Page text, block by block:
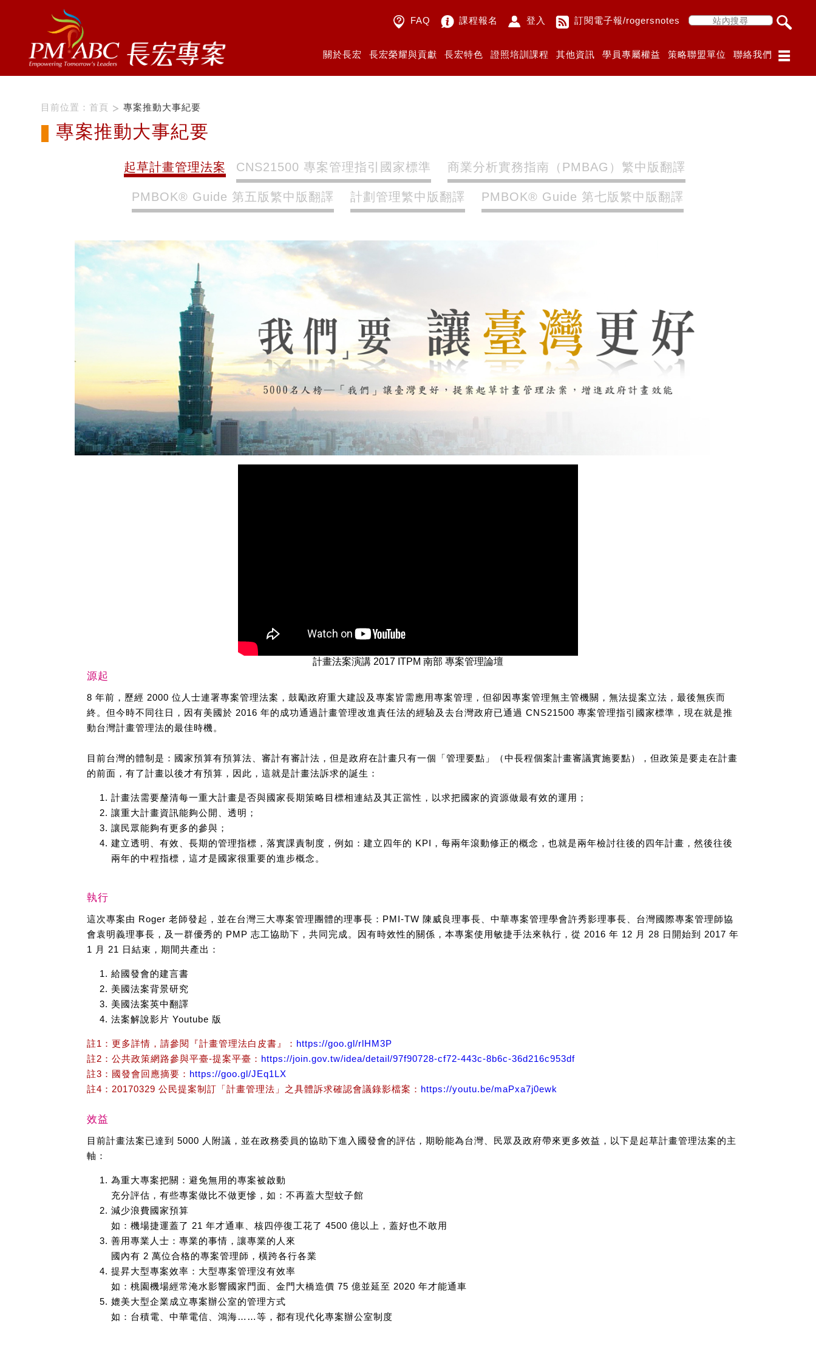
聯絡我們
策略聯盟單位
學員專屬權益
其他資訊
證照培訓課程
長宏特色
長宏榮耀與貢獻
關於長宏
訂閱電子報/rogersnotes
登入
課程報名
FAQ
目前位置：首頁 專案推動大事紀要
專案推動大事紀要
起草計畫管理法案 CNS21500 專案管理指引國家標準 商業分析實務指南（PMBAG）繁中版翻譯
PMBOK® Guide 第五版繁中版翻譯 計劃管理繁中版翻譯 PMBOK® Guide 第七版繁中版翻譯
計畫法案演講 2017 ITPM 南部 專案管理論壇
源起
8 年前，歷經 2000 位人士連署專案管理法案，鼓勵政府重大建設及專案皆需應用專案管理，但卻因專案管理無主管機關，無法提案立法，最後無疾而
終。但今時不同往日，因有美國於 2016 年的成功通過計畫管理改進責任法的經驗及去台灣政府已通過 CNS21500 專案管理指引國家標準，現在就是推
動台灣計畫管理法的最佳時機。
目前台灣的體制是：國家預算有預算法、審計有審計法，但是政府在計畫只有一個「管理要點」（中長程個案計畫審議實施要點），但政策是要走在計畫
的前面，有了計畫以後才有預算，因此，這就是計畫法訴求的誕生：
計畫法需要釐清每一重大計畫是否與國家長期策略目標相連結及其正當性，以求把國家的資源做最有效的運用；
讓重大計畫資訊能夠公開、透明；
讓民眾能夠有更多的參與；
建立透明、有效、長期的管理指標，落實課責制度，例如：建立四年的 KPI，每兩年滾動修正的概念，也就是兩年檢討往後的四年計畫，然後往後
兩年的中程指標，這才是國家很重要的進步概念。
執行
這次專案由 Roger 老師發起，並在台灣三大專案管理團體的理事長：PMI-TW 陳威良理事長、中華專案管理學會許秀影理事長、台灣國際專案管理師協
會袁明義理事長，及一群優秀的 PMP 志工協助下，共同完成。因有時效性的關係，本專案使用敏捷手法來執行，從 2016 年 12 月 28 日開始到 2017 年
1 月 21 日結束，期間共產出：
給國發會的建言書
美國法案背景研究
美國法案英中翻譯
法案解說影片 Youtube 版
註1：更多詳情，請參閱『計畫管理法白皮書』： https://goo.gl/rlHM3P
註2：公共政策網路參與平臺-提案平臺： https://join.gov.tw/idea/detail/97f90728-cf72-443c-8b6c-36d216c953df
註3：國發會回應摘要： https://goo.gl/JEq1LX
註4：20170329 公民提案制訂「計畫管理法」之具體訴求確認會議錄影檔案： https://youtu.be/maPxa7j0ewk
效益
目前計畫法案已達到 5000 人附議，並在政務委員的協助下進入國發會的評估，期盼能為台灣、民眾及政府帶來更多效益，以下是起草計畫管理法案的主
軸：
為重大專案把關：避免無用的專案被啟動
充分評估，有些專案做比不做更慘，如：不再蓋大型蚊子館
減少浪費國家預算
如：機場捷運蓋了 21 年才通車、核四停復工花了 4500 億以上，蓋好也不敢用
善用專業人士：專業的事情，讓專業的人來
國內有 2 萬位合格的專案管理師，橫跨各行各業
提昇大型專案效率：大型專案管理沒有效率
如：桃園機場經常淹水影響國家門面、金門大橋造價 75 億並延至 2020 年才能通車
媲美大型企業成立專案辦公室的管理方式
如：台積電、中華電信、鴻海……等，都有現代化專案辦公室制度